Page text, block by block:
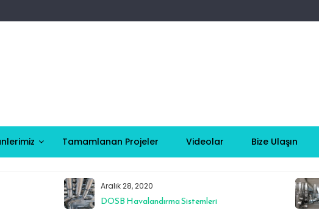
Tamamlanan Projeler Videolar Bize Ulaşın
Aralık 28, 2020
DOSB Havalandırma Sistemleri